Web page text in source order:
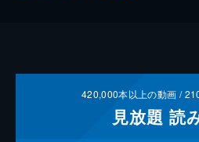
420,000本以上の動画 /
見放題 読